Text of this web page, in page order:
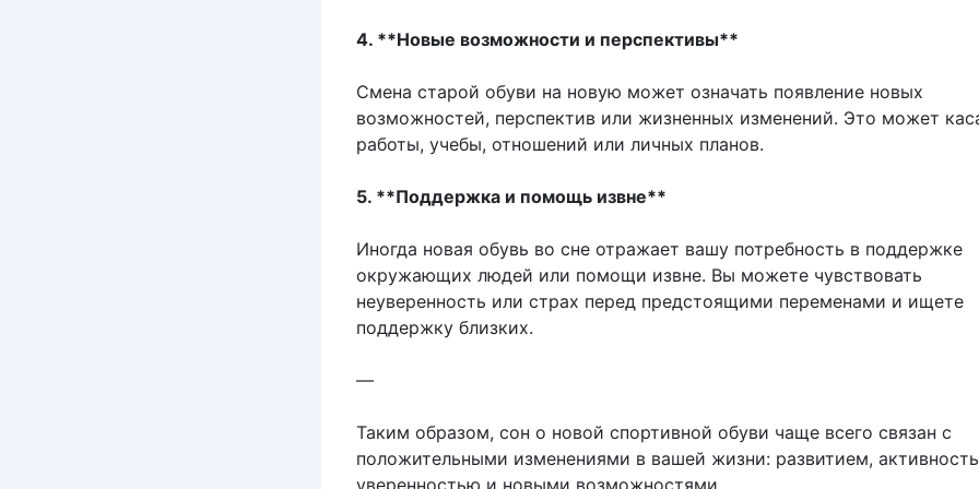
4. **Новые возможности и перспективы**
Смена старой обуви на новую может означать появление новых
возможностей, перспектив или жизненных изменений. Это может
работы, учебы, отношений или личных планов.
5. **Поддержка и помощь извне**
Иногда новая обувь во сне отражает вашу потребность в поддержке
окружающих людей или помощи извне. Вы можете чувствовать
неуверенность или страх перед предстоящими переменами и ищете
поддержку близких.
—
Таким образом, сон о новой спортивной обуви чаще всего связан с
положительными изменениями в вашей жизни: развитием,
уверенностью и новыми возможностями.